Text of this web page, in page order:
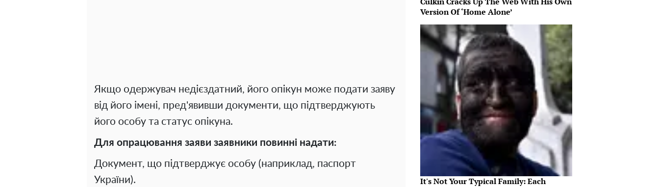
Якщо одержувач недієздатний, його опікун може подати заяву
від його імені, пред'явивши документи, що підтверджують
його особу та статус опікуна.
Для опрацювання заяви заявники повинні надати:
Документ, що підтверджує особу (наприклад, паспорт
України).
Version Of ‘Home Alone’
It's Not Your Typical Family: Each